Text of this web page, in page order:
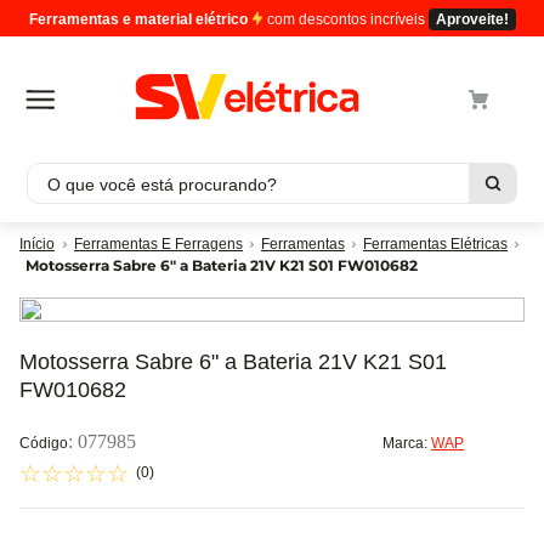
Ferramentas e material elétrico com descontos incríveis Aproveite!
O que você está procurando?
Ferramentas E Ferragens Ferramentas Ferramentas Elétricas
Motosserra Sabre 6" a Bateria 21V K21 S01 FW010682
Motosserra Sabre 6" a Bateria 21V K21 S01
FW010682
: 077985 Marca: WAP
☆☆☆☆☆ (0)
Termos mais buscados
2º luminaria
3º tomada
4º 4
eletroduto